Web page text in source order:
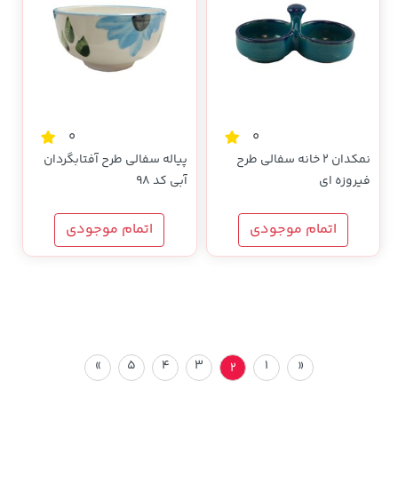
0
نمکدان 2 خانه سفالی طرح
فیروزه ای
اتمام موجودی
0
پیاله سفالی طرح آفتابگردان
آبی کد 98
اتمام موجودی
«
1
2
3
4
5
»